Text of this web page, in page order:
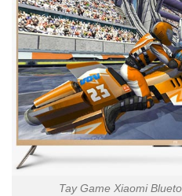
Tay Game Xiaomi